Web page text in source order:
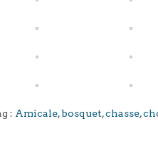
: Amicale,bosquet,chasse,